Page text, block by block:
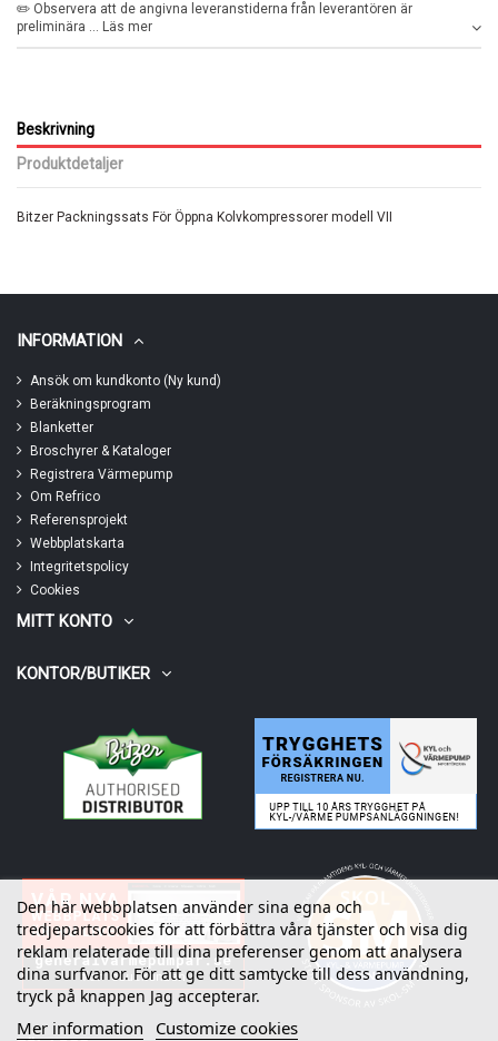
✏️ Observera att de angivna leveranstiderna från leverantören är
preliminära ... Läs mer
Beskrivning
Produktdetaljer
Bitzer Packningssats För Öppna Kolvkompressorer modell VII
INFORMATION
Ansök om kundkonto (Ny kund)
Beräkningsprogram
Blanketter
Broschyrer & Kataloger
Registrera Värmepump
Om Refrico
Referensprojekt
Webbplatskarta
Integritetspolicy
Cookies
MITT KONTO
KONTOR/BUTIKER
Den här webbplatsen använder sina egna och
tredjepartscookies för att förbättra våra tjänster och visa dig
reklam relaterade till dina preferenser genom att analysera
dina surfvanor. För att ge ditt samtycke till dess användning,
tryck på knappen Jag accepterar.
Mer information Customize cookies